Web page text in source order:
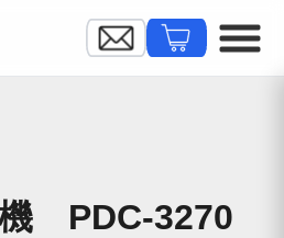
PDC-3270